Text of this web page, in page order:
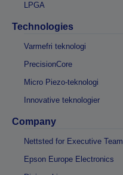
LPGA
Technologies
Varmefri teknologi
PrecisionCore
Micro Piezo-teknologi
Innovative teknologier
Company
Nettsted for Executive Team
Epson Europe Electronics